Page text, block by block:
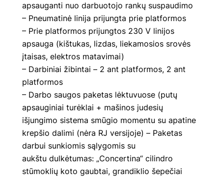
apsauganti nuo darbuotojo rankų suspaudimo
– Pneumatinė linija prijungta prie platformos
– Prie platformos prijungtos 230 V linijos
apsauga (kištukas, lizdas, liekamosios srovės
įtaisas, elektros matavimai)
– Darbiniai žibintai – 2 ant platformos, 2 ant
platformos
– Darbo saugos paketas lėktuvuose (putų
apsauginiai turėklai + mašinos judesių
išjungimo sistema smūgio momentu su apatine
krepšio dalimi (nėra RJ versijoje) – Paketas
darbui sunkiomis sąlygomis su
aukštu dulkėtumas: „Concertina“ cilindro
stūmoklių koto gaubtai, grandiklio šepečiai